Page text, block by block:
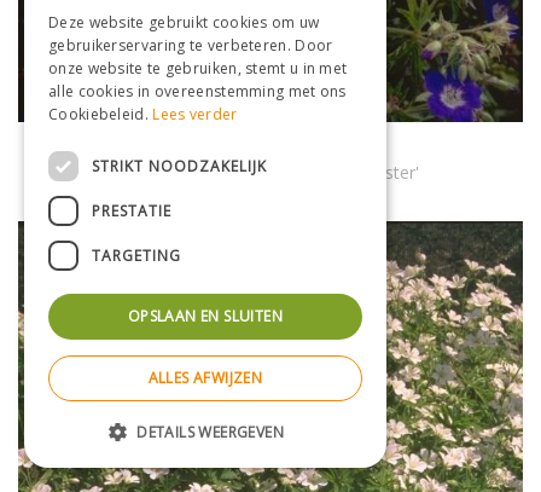
Geranium sylvaticum 'Amy Doncaster'
Deze website gebruikt cookies om uw
gebruikerservaring te verbeteren. Door
onze website te gebruiken, stemt u in met
alle cookies in overeenstemming met ons
Cookiebeleid.Lees verder
STRIKT NOODZAKELIJK
PRESTATIE
TARGETING
OPSLAAN EN SLUITEN
ALLES AFWIJZEN
DETAILS WEERGEVEN